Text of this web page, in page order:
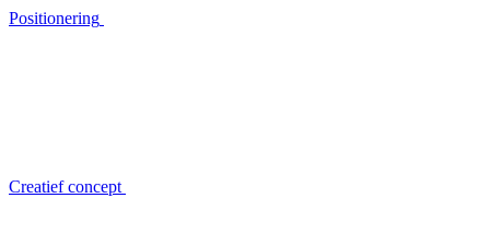
Positionering
Creatief concept